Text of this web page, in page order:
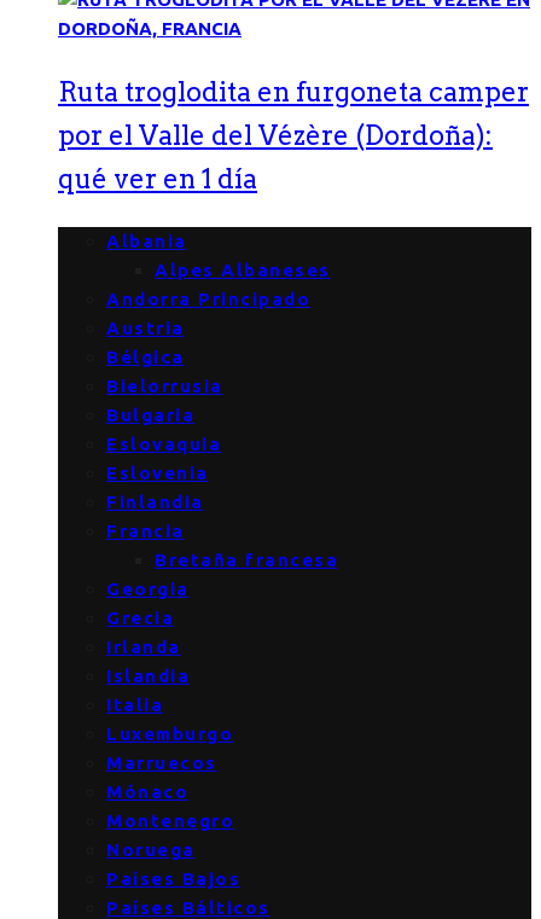
Ruta troglodita en furgoneta camper
por el Valle del Vézère (Dordoña):
qué ver en 1 día
Albania
Alpes Albaneses
Andorra Principado
Austria
Bélgica
Bielorrusia
Bulgaria
Eslovaquia
Eslovenia
Finlandia
Francia
Bretaña francesa
Georgia
Grecia
Irlanda
Islandia
Italia
Luxemburgo
Marruecos
Mónaco
Montenegro
Noruega
Países Bajos
Países Bálticos